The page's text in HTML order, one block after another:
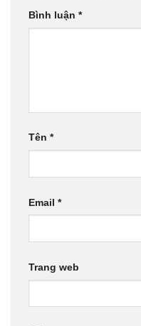
Bình luận *
Tên *
Email *
Trang web